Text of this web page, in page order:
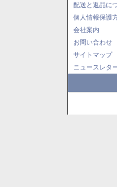
配送と返品に
個人情報保護
会社案内
お問い合わせ
サイトマップ
ニュースレタ